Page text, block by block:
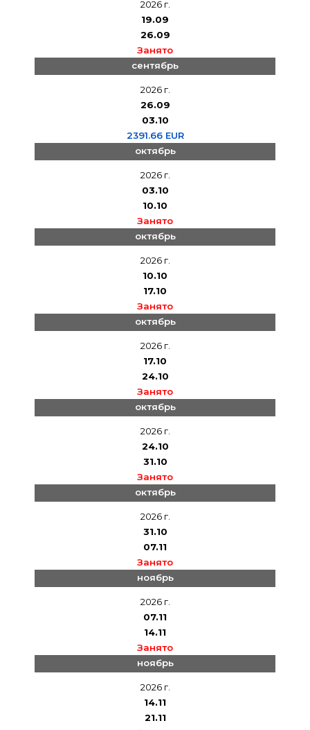
2026 г.
19.09
26.09
Занято
сентябрь
2026 г.
26.09
03.10
2391.66 EUR
октябрь
2026 г.
03.10
10.10
Занято
октябрь
2026 г.
10.10
17.10
Занято
октябрь
2026 г.
17.10
24.10
Занято
октябрь
2026 г.
24.10
31.10
Занято
октябрь
2026 г.
31.10
07.11
Занято
ноябрь
2026 г.
07.11
14.11
Занято
ноябрь
2026 г.
14.11
21.11